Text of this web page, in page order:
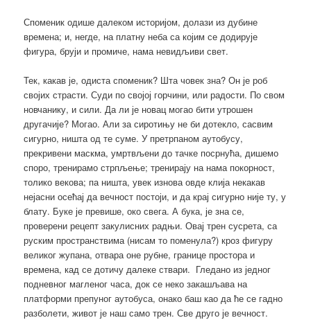
Споменик одише далеком историјом, долази из дубине
времена; и, негде, на платну неба са којим се додирује
фигура, бруји и промиче, нама невидљиви свет.
Тек, какав је, одиста споменик? Шта човек зна? Он је роб
својих страсти. Суди по својој горчини, или радости. По свом
новчанику, и сили. Да ли је новац могао бити утрошен
другачије? Могао. Али за сиротињу не би дотекло, сасвим
сигурно, ништа од те суме. У претрпаном аутобусу,
прекривени маскма, умртвљени до тачке посрнућа, дишемо
споро, тренирамо стрпљење; тренирају на нама покорност,
толико векова; па ништа, увек изнова овде клија некакав
нејасни осећај да вечност постоји, и да крај сигурно није ту, у
блату. Буке је превише, око свега. А бука, је зна се,
проверени рецепт закулисних радњи. Овај трен сусрета, са
руским пространствима (нисам то поменула?) кроз фигуру
великог жупана, отвара оне рубне, границе простора и
времена, кад се дотичу далеке ствари. Гледано из једног
подневног магленог часа, док се неко закашљава на
платформи препуног аутобуса, онако баш као да ће се гадно
разболети, живот је наш само трен. Све друго је вечност.